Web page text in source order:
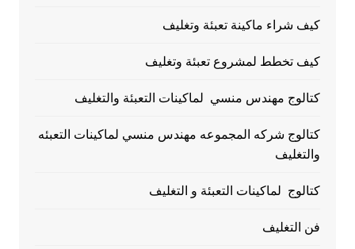
كيف شراء ماكينة تعبئة وتغليف
كيف تخطط لمشروع تعبئة وتغليف
كتالوج مهندس منسي لماكينات التعبئة والتغليف
كتالوج شركه المجموعه مهندس منسي لماكينات التعبئه
والتغليف
كتالوج لماكينات التعبئة و التغليف
فن التغليف